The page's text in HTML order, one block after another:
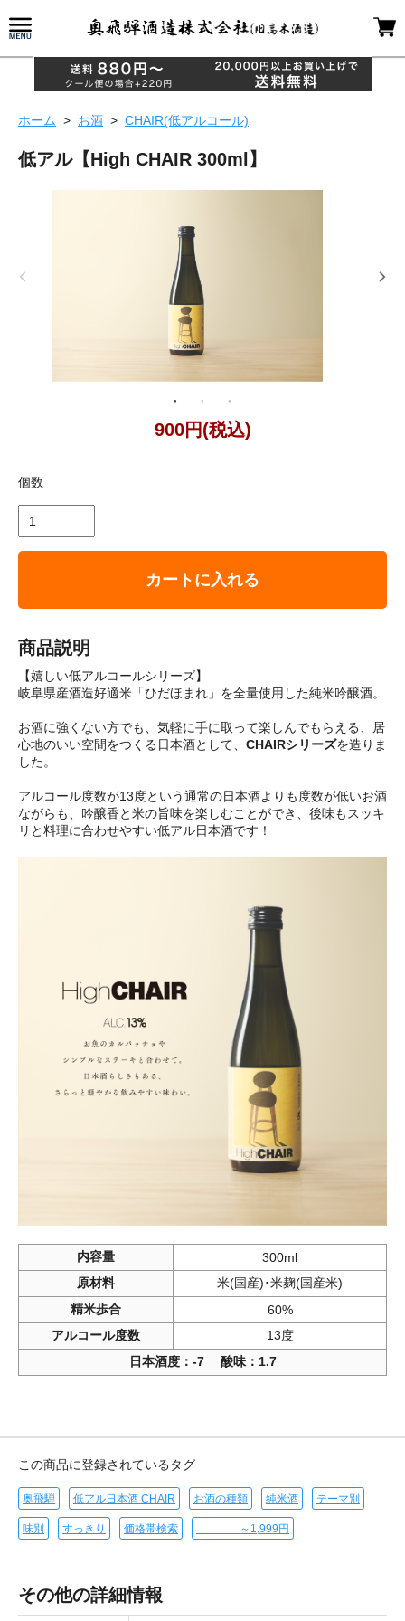
ホーム > お酒 > CHAIR(低アルコール)
低アル【High CHAIR 300ml】
900円(税込)
個数
カートに入れる
商品説明
【嬉しい低アルコールシリーズ】
岐阜県産酒造好適米「ひだほまれ」を全量使用した純米吟醸酒。
お酒に強くない方でも、気軽に手に取って楽しんでもらえる、居
心地のいい空間をつくる日本酒として、 CHAIRシリーズを造りま
した。
アルコール度数が13度という通常の日本酒よりも度数が低いお酒
ながらも、吟醸香と米の旨味を楽しむことができ、後味もスッキ
リと料理に合わせやすい低アル日本酒です！
内容量
300ml
原材料
米(国産)･米麹(国産米)
精米歩合
60%
アルコール度数
13度
日本酒度：‐7 酸味：1.7
この商品に登録されているタグ
奥飛騨 低アル日本酒 CHAIR お酒の種類 純米酒 テーマ別
味別 すっきり 価格帯検索 ～1,999円
その他の詳細情報